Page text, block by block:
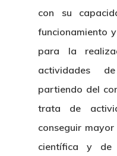
con su
funcionamiento
para la
actividades
partiendo del
trata de
conseguir
científica y de